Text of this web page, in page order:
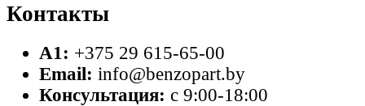
Контакты
A1: +375 29 615-65-00
Email: info@benzopart.by
Консультация: с 9:00-18:00